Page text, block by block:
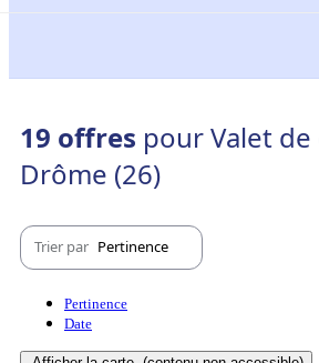
19 offres pour Valet
Drôme (26)
Trier par Pertinence
Pertinence
Date